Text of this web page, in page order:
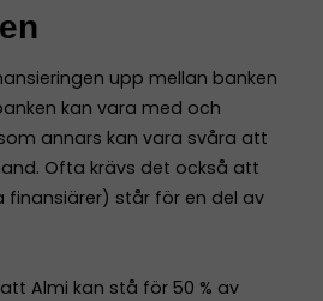
upp mellan banken
kan vara med och
annars kan vara svåra att
Ofta krävs det också att
finansiärer) står för en del av
Almi kan stå för 50 % av